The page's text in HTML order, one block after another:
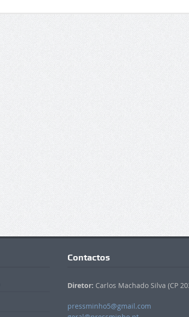
Contactos
Diretor: Carlos Machado Silva (CP
pressminho5@gmail.com